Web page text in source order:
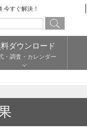
今すぐ解決！
ダウンロード
・調査・カレンダー